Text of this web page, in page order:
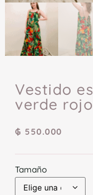
Vestido
verde
₲ 550.000
Tamaño